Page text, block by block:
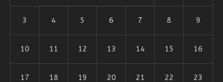
3 4 5 6 7 8 9
10 11 12 13 14 15 16
17 18 19 20 21 22 23